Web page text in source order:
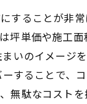
することが非
単価や施工
いのイメージ
することで
駄なコスト